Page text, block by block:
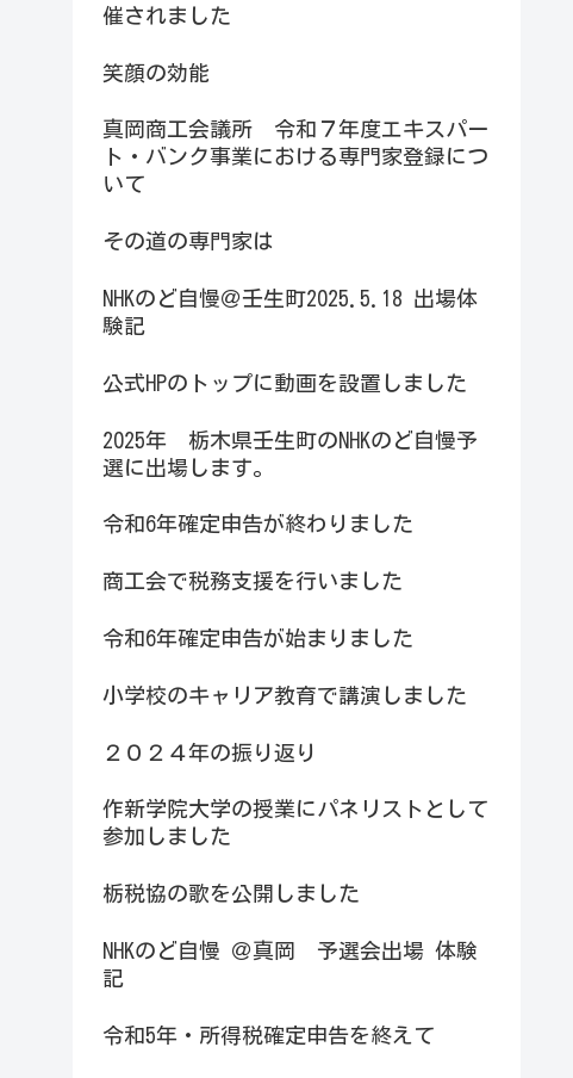
催されました
笑顔の効能
真岡商工会議所 令和７年度エキスパー
ト・バンク事業における専門家登録につ
いて
その道の専門家は
NHKのど自慢＠壬生町2025.5.18 出場体
験記
公式HPのトップに動画を設置しました
2025年 栃木県壬生町のNHKのど自慢予
選に出場します。
令和6年確定申告が終わりました
商工会で税務支援を行いました
令和6年確定申告が始まりました
小学校のキャリア教育で講演しました
２０２４年の振り返り
作新学院大学の授業にパネリストとして
参加しました
栃税協の歌を公開しました
NHKのど自慢 ＠真岡 予選会出場 体験
記
令和5年・所得税確定申告を終えて